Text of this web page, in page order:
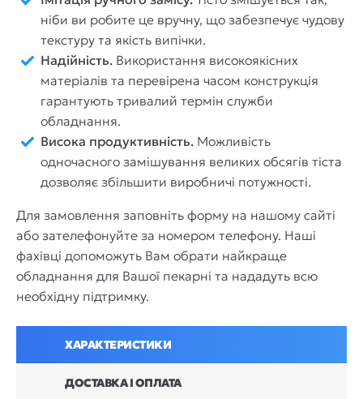
ніби ви робите це вручну, що забезпечує чудову
текстуру та якість випічки.
Надійність. Використання високоякісних
матеріалів та перевірена часом конструкція
гарантують тривалий термін служби
обладнання.
Висока продуктивність. Можливість
одночасного замішування великих обсягів тіста
дозволяє збільшити виробничі потужності.
Для замовлення заповніть форму на нашому сайті
або зателефонуйте за номером телефону. Наші
фахівці допоможуть Вам обрати найкраще
обладнання для Вашої пекарні та нададуть всю
необхідну підтримку.
ХАРАКТЕРИСТИКИ
ДОСТАВКА І ОПЛАТА